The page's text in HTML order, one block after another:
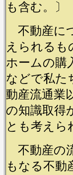
も含む。〕
不動産に
えられるも
ホームの購
などで私た
動産流通業
の知識取得
とも考えら
不動産の
もなる不動